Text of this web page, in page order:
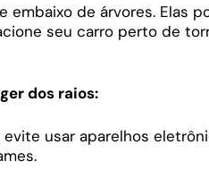
embaixo de árvores. Elas
seu carro perto de
dos raios:
evite usar aparelhos